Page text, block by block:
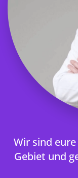
Wir sind
Gebiet und